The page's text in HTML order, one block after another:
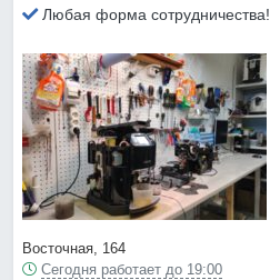
Любая форма сотрудничества!
Восточная, 164
Сегодня работает до 19:00